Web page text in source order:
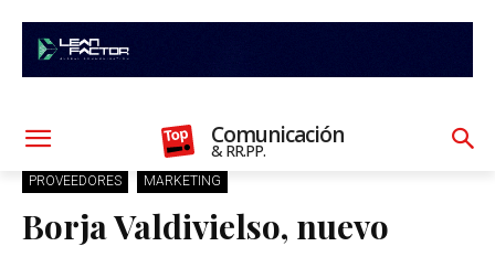
Comunicación
& RR.PP.
PROVEEDORES MARKETING
Borja Valdivielso, nuevo